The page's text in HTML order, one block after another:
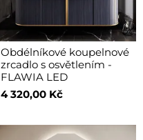
Obdélníkové koupelnové
zrcadlo s osvětlením -
FLAWIA LED
4 320,00 Kč